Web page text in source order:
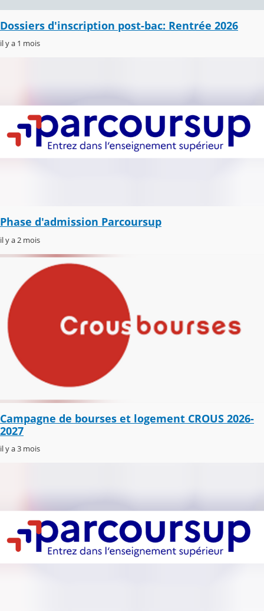
Dossiers d'inscription post-bac: Rentrée 2026
il y a 1 mois
Phase d'admission Parcoursup
il y a 2 mois
Campagne de bourses et logement CROUS 2026-
2027
il y a 3 mois